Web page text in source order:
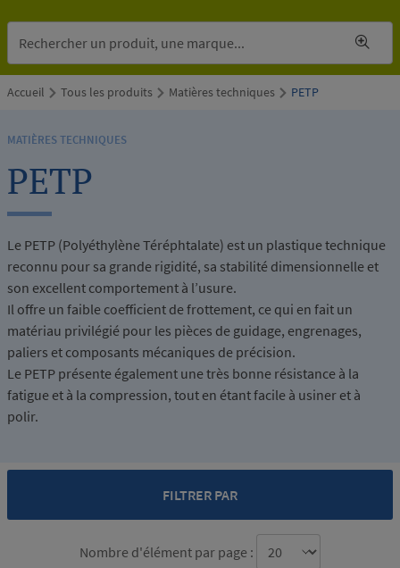
Accueil Tous les produits Matières techniques PETP
MATIÈRES TECHNIQUES
PETP
Le PETP (Polyéthylène Téréphtalate) est un plastique technique
reconnu pour sa grande rigidité, sa stabilité dimensionnelle et
son excellent comportement à l’usure.
Il offre un faible coefficient de frottement, ce qui en fait un
matériau privilégié pour les pièces de guidage, engrenages,
paliers et composants mécaniques de précision.
Le PETP présente également une très bonne résistance à la
fatigue et à la compression, tout en étant facile à usiner et à
polir.
FILTRER PAR
Nombre d'élément par page :